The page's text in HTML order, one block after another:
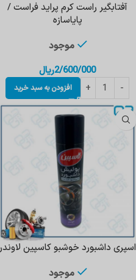
آفتابگیر راست کرم پراید فراست /
پایاسازه
موجود
2/600/000ریال
افزودن به سبد خرید
اسپری داشبورد خوشبو کاسپین
موجود